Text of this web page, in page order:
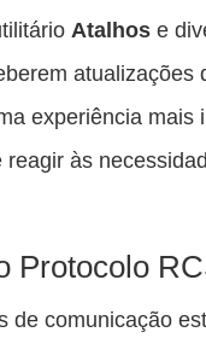
Atalhos e
atualizações
experiência mais
às
Protocolo
de comunicação